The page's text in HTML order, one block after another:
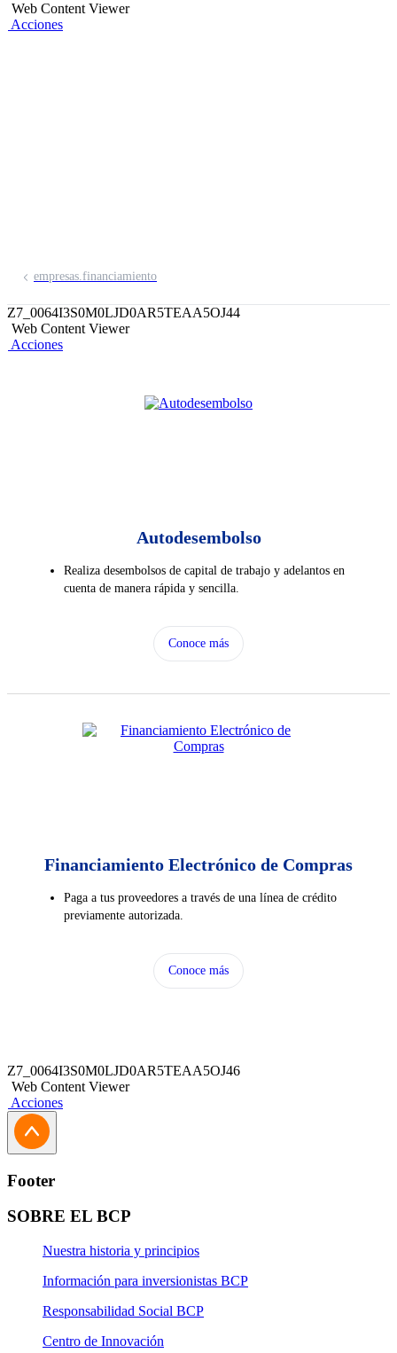
Web Content Viewer
Acciones
empresas.financiamiento
Z7_0064I3S0M0LJD0AR5TEAA5OJ44
Web Content Viewer
Acciones
Autodesembolso
Realiza desembolsos de capital de trabajo y adelantos en
cuenta de manera rápida y sencilla.
Conoce más
Financiamiento Electrónico de Compras
Paga a tus proveedores a través de una línea de crédito
previamente autorizada.
Conoce más
Z7_0064I3S0M0LJD0AR5TEAA5OJ46
Web Content Viewer
Acciones
Footer
SOBRE EL BCP
Nuestra historia y principios
Información para inversionistas BCP
Responsabilidad Social BCP
Centro de Innovación